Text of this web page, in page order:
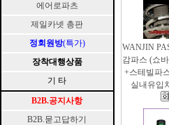
에어로파츠
제일카넷 총판
정회원방(특가)
장착대행상품
기 타
B2B.공지사항
B2B.묻고답하기
WANJIN
감파스 (쇼
+스테빌파
실내유입